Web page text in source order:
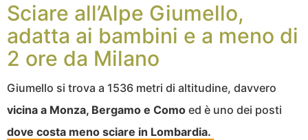
Sciare all’Alpe Giumello,
adatta ai bambini e a meno di
2 ore da Milano
Giumello si trova a 1536 metri di altitudine, davvero
vicina a Monza, Bergamo e Como ed è uno dei posti
dove costa meno sciare in Lombardia.